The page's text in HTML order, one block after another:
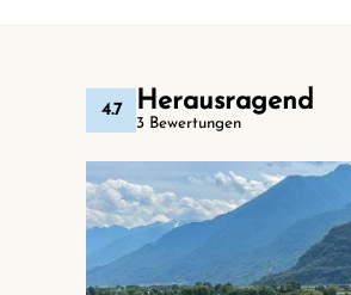
4.7 Herausragend
3 Bewertungen